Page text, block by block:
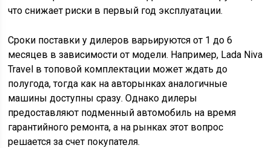
что снижает риски в первый год эксплуатации.
Сроки поставки у дилеров варьируются от 1 до 6
месяцев в зависимости от модели. Например, Lada Niva
Travel в топовой комплектации может ждать до
полугода, тогда как на авторынках аналогичные
машины доступны сразу. Однако дилеры
предоставляют подменный автомобиль на время
гарантийного ремонта, а на рынках этот вопрос
решается за счет покупателя.